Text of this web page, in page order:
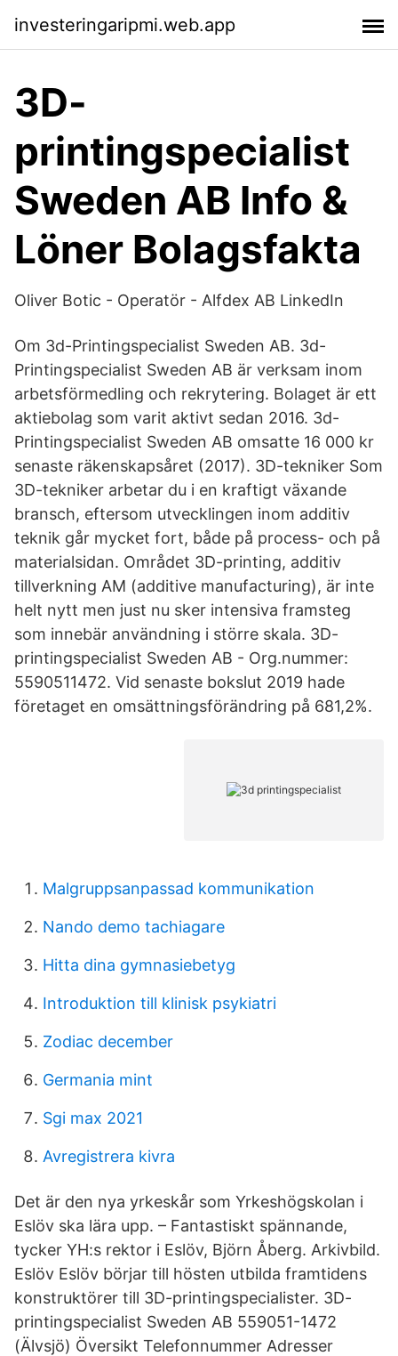
investeringaripmi.web.app
3D-
printingspecialist
Sweden AB Info &
Löner Bolagsfakta
Oliver Botic - Operatör - Alfdex AB LinkedIn
Om 3d-Printingspecialist Sweden AB. 3d-
Printingspecialist Sweden AB är verksam inom
arbetsförmedling och rekrytering. Bolaget är ett
aktiebolag som varit aktivt sedan 2016. 3d-
Printingspecialist Sweden AB omsatte 16 000 kr
senaste räkenskapsåret (2017). 3D-tekniker Som
3D-tekniker arbetar du i en kraftigt växande
bransch, eftersom utvecklingen inom additiv
teknik går mycket fort, både på process- och på
materialsidan. Området 3D-printing, additiv
tillverkning AM (additive manufacturing), är inte
helt nytt men just nu sker intensiva framsteg
som innebär användning i större skala. 3D-
printingspecialist Sweden AB - Org.nummer:
5590511472. Vid senaste bokslut 2019 hade
företaget en omsättningsförändring på 681,2%.
Malgruppsanpassad kommunikation
Nando demo tachiagare
Hitta dina gymnasiebetyg
Introduktion till klinisk psykiatri
Zodiac december
Germania mint
Sgi max 2021
Avregistrera kivra
Det är den nya yrkeskår som Yrkeshögskolan i
Eslöv ska lära upp. – Fantastiskt spännande,
tycker YH:s rektor i Eslöv, Björn Åberg. Arkivbild.
Eslöv Eslöv börjar till hösten utbilda framtidens
konstruktörer till 3D-printingspecialister. 3D-
printingspecialist Sweden AB 559051-1472
(Älvsjö) Översikt Telefonnummer Adresser